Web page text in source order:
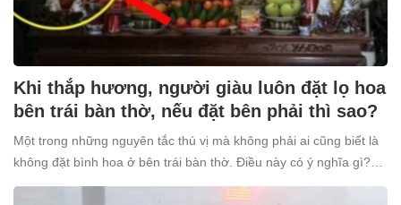
Khi thắp hương, người giàu luôn đặt lọ hoa
bên trái bàn thờ, nếu đặt bên phải thì sao?
Một trong những nguyên tắc thú vị mà không phải ai cũng biết là
không đặt bình hoa ở bên trái bàn thờ. Điều này có ý nghĩa gì?
Tại sao nhiều người giàu lại kiêng kỵ điều này?